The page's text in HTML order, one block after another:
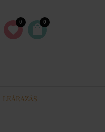
0 0
LEÁRAZÁS